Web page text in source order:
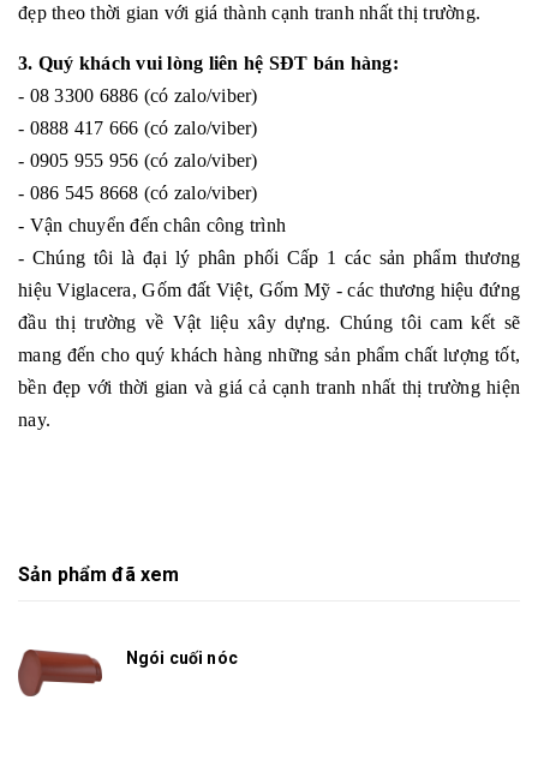
đẹp theo thời gian với giá thành cạnh tranh nhất thị trường.
3. Quý khách vui lòng liên hệ SĐT bán hàng:
- 08 3300 6886 (có zalo/viber)
- 0888 417 666 (có zalo/viber)
- 0905 955 956 (có zalo/viber)
- 086 545 8668 (có zalo/viber)
- Vận chuyển đến chân công trình
- Chúng tôi là đại lý phân phối Cấp 1 các sản phẩm thương
hiệu Viglacera, Gốm đất Việt, Gốm Mỹ - các thương hiệu đứng
đầu thị trường về Vật liệu xây dựng. Chúng tôi cam kết sẽ
mang đến cho quý khách hàng những sản phẩm chất lượng tốt,
bền đẹp với thời gian và giá cả cạnh tranh nhất thị trường hiện
nay.
Sản phẩm đã xem
Ngói cuối nóc